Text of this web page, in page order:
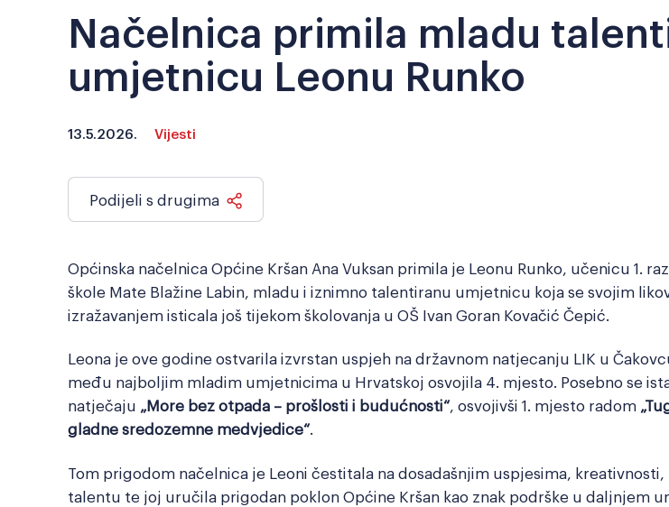
Načelnica primila mladu
umjetnicu Leonu Runko
13.5.2026. Vijesti
Podijeli s drugima
Općinska načelnica Općine Kršan Ana Vuksan primila je Leonu Runko, učenicu 1.
škole Mate Blažine Labin, mladu i iznimno talentiranu umjetnicu koja se svojim
izražavanjem isticala još tijekom školovanja u OŠ Ivan Goran Kovačić Čepić.
Leona je ove godine ostvarila izvrstan uspjeh na državnom natjecanju LIK u
među najboljim mladim umjetnicima u Hrvatskoj osvojila 4. mjesto. Posebno se
natječaju „More bez otpada – prošlosti i budućnosti“, osvojivši 1. mjesto radom
gladne sredozemne medvjedice“.
Tom prigodom načelnica je Leoni čestitala na dosadašnjim uspjesima,
talentu te joj uručila prigodan poklon Općine Kršan kao znak podrške u daljnjem